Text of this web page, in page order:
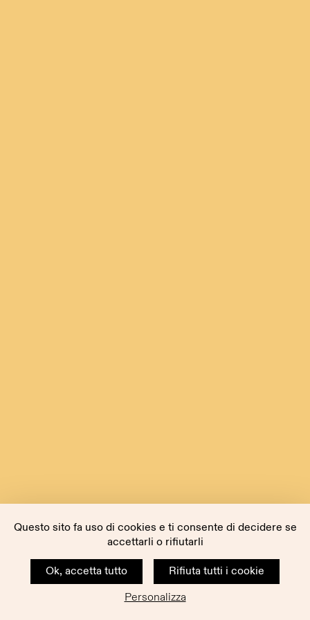
Questo sito fa uso di cookies e ti consente di decidere se
accettarli o rifiutarli
Ok, accetta tutto
Rifiuta tutti i cookie
Personalizza